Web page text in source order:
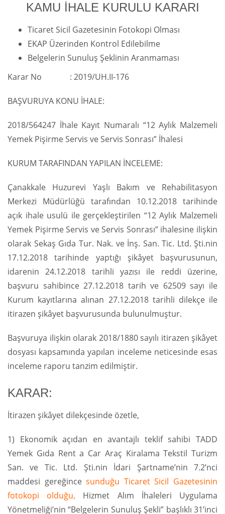
KAMU İHALE KURULU KARARI
Ticaret Sicil Gazetesinin Fotokopi Olması
EKAP Üzerinden Kontrol Edilebilme
Belgelerin Sunuluş Şeklinin Aranmaması
Karar No : 2019/UH.II-176
BAŞVURUYA KONU İHALE:
2018/564247 İhale Kayıt Numaralı “12 Aylık Malzemeli
Yemek Pişirme Servis ve Servis Sonrası” İhalesi
KURUM TARAFINDAN YAPILAN İNCELEME:
Çanakkale Huzurevi Yaşlı Bakım ve Rehabilitasyon
Merkezi Müdürlüğü tarafından 10.12.2018 tarihinde
açık ihale usulü ile gerçekleştirilen “12 Aylık Malzemeli
Yemek Pişirme Servis ve Servis Sonrası” ihalesine ilişkin
olarak Sekaş Gıda Tur. Nak. ve İnş. San. Tic. Ltd. Şti.nin
17.12.2018 tarihinde yaptığı şikâyet başvurusunun,
idarenin 24.12.2018 tarihli yazısı ile reddi üzerine,
başvuru sahibince 27.12.2018 tarih ve 62509 sayı ile
Kurum kayıtlarına alınan 27.12.2018 tarihli dilekçe ile
itirazen şikâyet başvurusunda bulunulmuştur.
Başvuruya ilişkin olarak 2018/1880 sayılı itirazen şikâyet
dosyası kapsamında yapılan inceleme neticesinde esas
inceleme raporu tanzim edilmiştir.
KARAR:
İtirazen şikâyet dilekçesinde özetle,
1) Ekonomik açıdan en avantajlı teklif sahibi TADD
Yemek Gıda Rent a Car Araç Kiralama Tekstil Turizm
San. ve Tic. Ltd. Şti.nin İdari Şartname’nin 7.2’nci
maddesi gereğincesunduğu Ticaret Sicil Gazetesinin
fotokopi olduğu, Hizmet Alım İhaleleri Uygulama
Yönetmeliği’nin “Belgelerin Sunuluş Şekli” başlıklı 31’inci